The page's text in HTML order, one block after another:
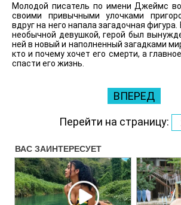
Молодой писатель по имени Джеймс
своими привычными улочками
вдруг на него напала загадочная
необычной девушкой, герой был
ней в новый и наполненный загадками
кто и почему хочет его смерти, а
спасти его жизнь.
ВПЕРЕД
Перейти на страницу: